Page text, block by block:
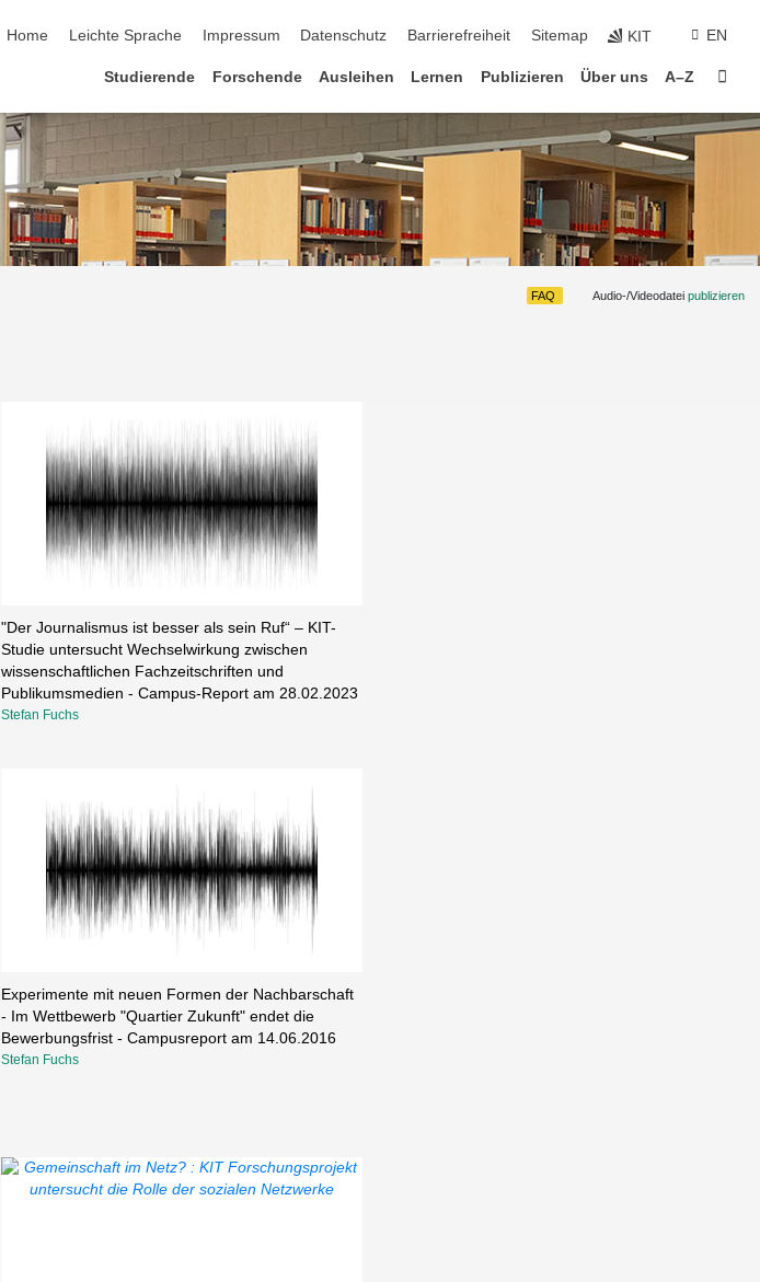
Home Leichte Sprache Impressum Datenschutz Barrierefreiheit Sitemap KIT EN
Studierende Forschende Ausleihen Lernen Publizieren Über uns A–Z
FAQ Audio-/Videodateipublizieren
"Der Journalismus ist besser als sein Ruf“ – KIT-
Studie untersucht Wechselwirkung zwischen
wissenschaftlichen Fachzeitschriften und
Publikumsmedien - Campus-Report am 28.02.2023
Stefan Fuchs
Experimente mit neuen Formen der Nachbarschaft
- Im Wettbewerb "Quartier Zukunft" endet die
Bewerbungsfrist - Campusreport am 14.06.2016
Stefan Fuchs